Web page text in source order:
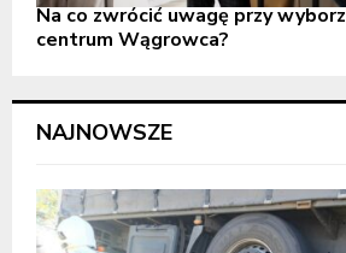
Na co zwrócić uwagę przy
centrum Wągrowca?
NAJNOWSZE